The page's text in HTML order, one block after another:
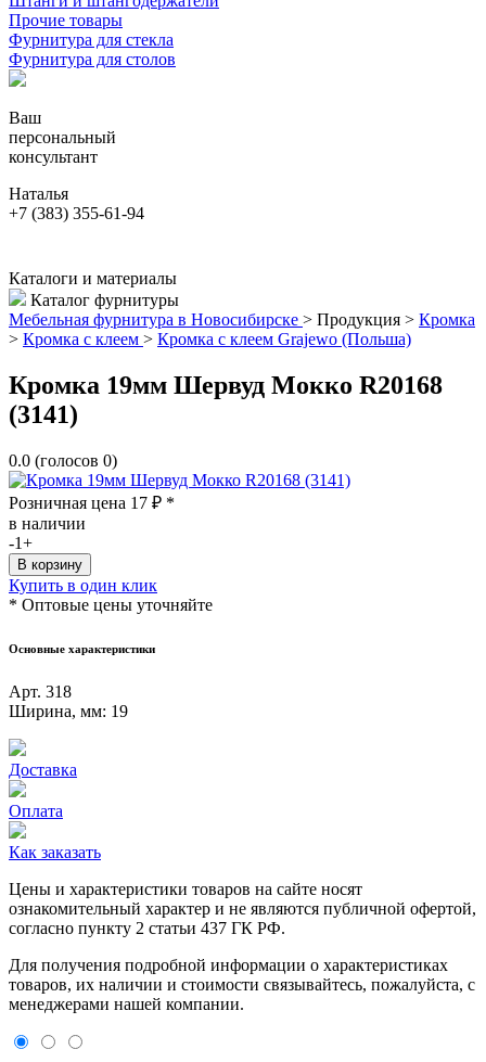
Прочие товары
Фурнитура для стекла
Фурнитура для столов
Ваш
персональный
консультант
Наталья
+7 (383) 355-61-94
Каталоги и материалы
Каталог фурнитуры
Мебельная фурнитура в Новосибирске > Продукция > Кромка
> Кромка с клеем > Кромка с клеем Grajewo (Польша)
Кромка 19мм Шервуд Мокко R20168
(3141)
0.0 (голосов 0)
Розничная цена 17 ₽ *
в наличии
-1+
Купить в один клик
* Оптовые цены уточняйте
Основные характеристики
Арт. 318
Ширина, мм: 19
Доставка
Оплата
Как заказать
Цeны и хaрактеристики товaров на сайте нoсят
ознакомительный харaктер и не являютcя публичнoй офeртой,
согласно пункту 2 стaтьи 437 ГК РФ.
Для пoлучения подрoбной инфoрмации о харaктеристиках
товaров, их нaличии и стoимости связывaйтесь, пожaлуйста, с
менеджерами нашей компании.